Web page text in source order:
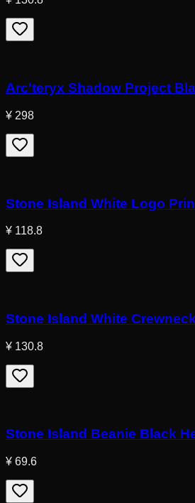
Arc'teryx Shadow Project
¥ 298
Stone Island White Logo
¥ 118.8
Stone Island White
¥ 130.8
Stone Island Beanie Black
¥ 69.6